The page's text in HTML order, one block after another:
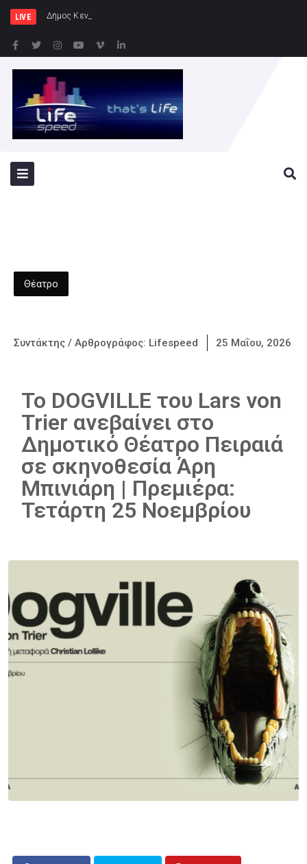
LIVE Δήμος Κεντρικής Κέρκυρας και Διαπ
Θέατρο
Συντάκτης / Αρθρογράφος: Lifespeed 25 Μαΐου, 2026
Το DOGVILLE του Lars von
Trier ανεβαίνει στο
Δημοτικό Θέατρο Πειραιά
σε σκηνοθεσία Άρη
Μπινιάρη | Πρεμιέρα:
Τετάρτη 25 Νοεμβρίου